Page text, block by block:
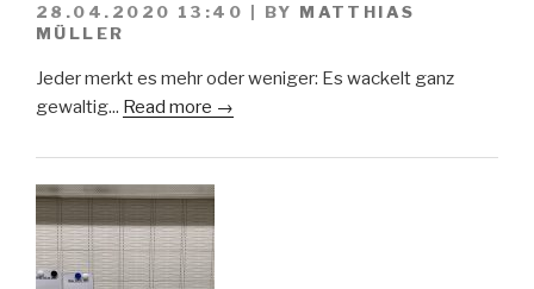
28.04.2020 13:40 BY MATTHIAS
MÜLLER
Jeder merkt es mehr oder weniger: Es wackelt ganz
gewaltig... Read more →